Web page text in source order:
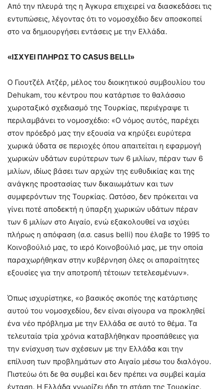
Από την πλευρά της η Άγκυρα επιχειρεί να διασκεδάσει τις
εντυπώσεις, λέγοντας ότι το νομοσχέδιο δεν αποσκοπεί
στο να δημιουργήσει εντάσεις με την Ελλάδα.
«ΙΣΧΥΕΙ ΠΛΗΡΩΣ ΤΟ CASUS BELLI»
Ο Γιουτζέλ Ατζέρ, μέλος του διοικητικού συμβουλίου του
Dehukam, του κέντρου που κατάρτισε το θαλάσσιο
χωροταξικό σχεδιασμό της Τουρκίας, περιέγραψε τι
περιλαμβάνει το νομοσχέδιο: «Ο νόμος αυτός, παρέχει
στον πρόεδρό μας την εξουσία να κηρύξει ευρύτερα
χωρικά ύδατα σε περιοχές όπου απαιτείται η εφαρμογή
χωρικών υδάτων ευρύτερων των 6 μιλίων, πέραν των 6
μιλίων, ιδίως βάσει των αρχών της ευθυδικίας και της
ανάγκης προστασίας των δικαιωμάτων και των
συμφερόντων της Τουρκίας. Ωστόσο, δεν πρόκειται να
γίνει ποτέ αποδεκτή η ύπαρξη χωρικών υδάτων πέραν
των 6 μιλίων στο Αιγαίο, ενώ εξακολουθεί να ισχύει
πλήρως η απόφαση (σ.σ. casus belli) που έλαβε το 1995 το
Κοινοβούλιό μας, το ιερό Κοινοβούλιό μας, με την οποία
παραχωρήθηκαν στην κυβέρνηση όλες οι απαραίτητες
εξουσίες για την αποτροπή τέτοιων τετελεσμένων».
Όπως ισχυρίστηκε, «ο βασικός σκοπός της κατάρτισης
αυτού του νομοσχεδίου, δεν είναι σίγουρα να προκληθεί
ένα νέο πρόβλημα με την Ελλάδα σε αυτό το θέμα. Τα
τελευταία τρία χρόνια καταβλήθηκαν προσπάθειες για
την ενίσχυση των σχέσεων με την Ελλάδα και την
επίλυση των προβλημάτων στο Αιγαίο μέσω του διαλόγου.
Πιστεύω ότι δε θα συμβεί και δεν πρέπει να συμβεί καμία
ένταση. Η Ελλάδα γνωρίζει ήδη τη στάση της Τουρκίας.